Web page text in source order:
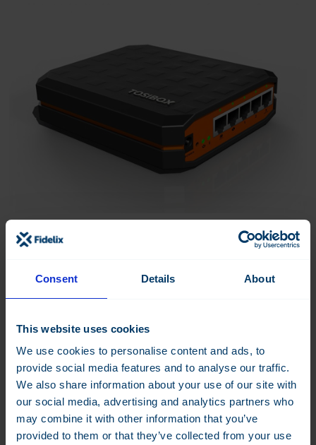
Consent Details About
This website uses cookies
We use cookies to personalise content and ads, to
provide social media features and to analyse our traffic.
We also share information about your use of our site with
our social media, advertising and analytics partners who
may combine it with other information that you’ve
provided to them or that they’ve collected from your use
TOSIBOX LOCK 200-C